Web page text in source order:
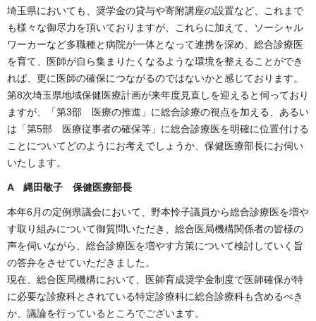
埼玉県においても、奨学金の貸与や寄附講座の設置など、これまで
も様々な御尽力を頂いておりますが、これらに加えて、ソーシャル
ワーカーなど多職種と病院が一体となって連携を深め、総合診療医
を育て、医師が自ら集まりたくなるような環境を整えることができ
れば、更に医師の確保につながるのではないかと感じております。
第8次埼玉県地域保健医療計画が来年度見直しを迎えると伺っており
ますが、「第3部 医療の推進」に総合診療の視点を加える、あるい
は「第5部 医療従事者の確保等」に総合診療医を明確に位置付ける
ことについてどのようにお考えでしょうか、保健医療部長にお伺い
いたします。
A 縄田敬子 保健医療部長
本年6月の定例県議会において、野本怜子議員から総合診療医を増や
す取り組みについて御質問いただき、総合医局機構関係者の皆様の
声を伺いながら、総合診療医を増やす方策について検討していく旨
の答弁をさせていただきました。
現在、総合医局機構において、医師育成奨学金制度で医師確保が特
に必要な診療科とされている特定診療科に総合診療科も含めるべき
か、議論を行っているところでございます。